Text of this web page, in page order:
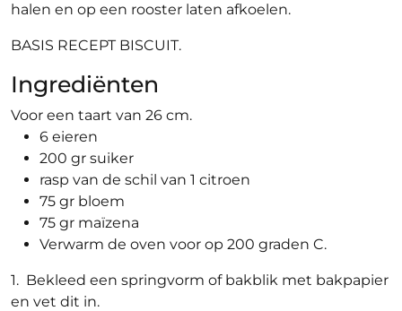
halen en op een rooster laten afkoelen.
BASIS RECEPT BISCUIT.
Ingrediënten
Voor een taart van 26 cm.
6 eieren
200 gr suiker
rasp van de schil van 1 citroen
75 gr bloem
75 gr maïzena
Verwarm de oven voor op 200 graden C.
1. Bekleed een springvorm of bakblik met bakpapier
en vet dit in.